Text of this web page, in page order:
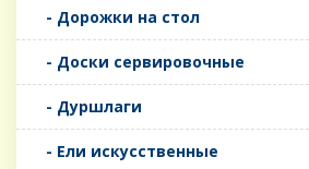
- Дорожки на стол
- Доски сервировочные
- Дуршлаги
- Ели искусственные